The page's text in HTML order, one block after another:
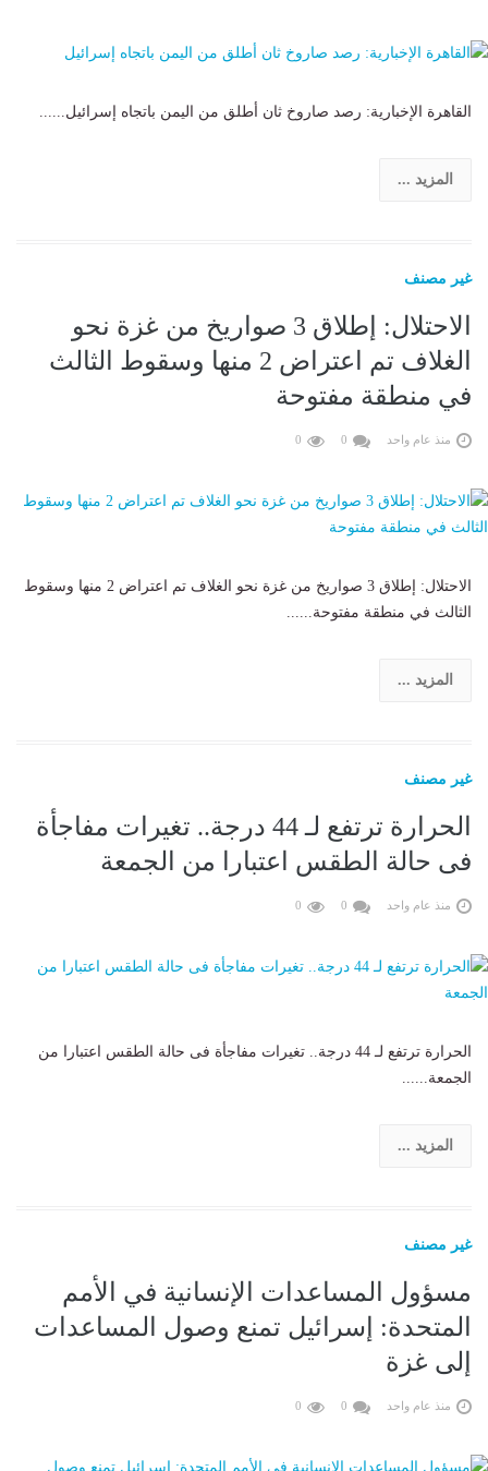
القاهرة الإخبارية: رصد صاروخ ثان أطلق من اليمن باتجاه إسرائيل......
المزيد ...
غير مصنف
الاحتلال: إطلاق 3 صواريخ من غزة نحو
الغلاف تم اعتراض 2 منها وسقوط الثالث
في منطقة مفتوحة
منذ عام واحد 0
0
الاحتلال: إطلاق 3 صواريخ من غزة نحو الغلاف تم اعتراض 2 منها وسقوط
الثالث في منطقة مفتوحة......
المزيد ...
غير مصنف
الحرارة ترتفع لـ 44 درجة.. تغيرات مفاجأة
فى حالة الطقس اعتبارا من الجمعة
منذ عام واحد 0
0
الحرارة ترتفع لـ 44 درجة.. تغيرات مفاجأة فى حالة الطقس اعتبارا من
الجمعة......
المزيد ...
غير مصنف
مسؤول المساعدات الإنسانية في الأمم
المتحدة: إسرائيل تمنع وصول المساعدات
إلى غزة
منذ عام واحد 0
0